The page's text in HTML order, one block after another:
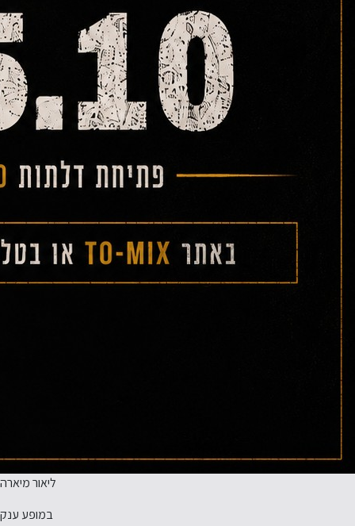
ליאור מיארה
במופע ענק